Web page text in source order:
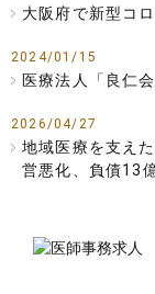
大阪府で新型コ
2024/01/15
医療法人「良仁
2026/04/27
地域医療を支え
営悪化、負債13